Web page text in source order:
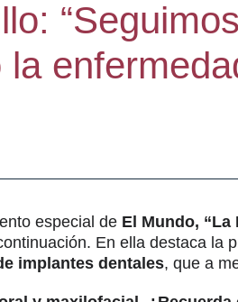
especial de El Mundo,
En ella destaca la
implantes dentales, que a